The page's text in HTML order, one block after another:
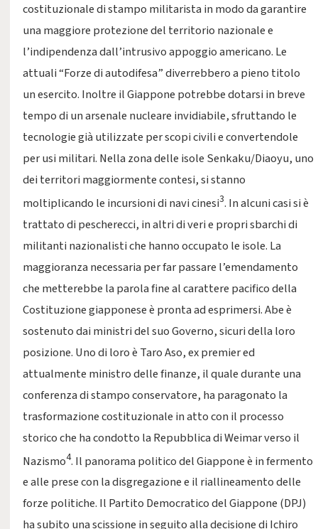
costituzionale di stampo militarista in modo da garantire
una maggiore protezione del territorio nazionale e
l’indipendenza dall’intrusivo appoggio americano. Le
attuali “Forze di autodifesa” diverrebbero a pieno titolo
un esercito. Inoltre il Giappone potrebbe dotarsi in breve
tempo di un arsenale nucleare invidiabile, sfruttando le
tecnologie già utilizzate per scopi civili e convertendole
per usi militari. Nella zona delle isole Senkaku/Diaoyu, uno
dei territori maggiormente contesi, si stanno
moltiplicando le incursioni di navi cinesi3. In alcuni casi si è
trattato di pescherecci, in altri di veri e propri sbarchi di
militanti nazionalisti che hanno occupato le isole. La
maggioranza necessaria per far passare l’emendamento
che metterebbe la parola fine al carattere pacifico della
Costituzione giapponese è pronta ad esprimersi. Abe è
sostenuto dai ministri del suo Governo, sicuri della loro
posizione. Uno di loro è Taro Aso, ex premier ed
attualmente ministro delle finanze, il quale durante una
conferenza di stampo conservatore, ha paragonato la
trasformazione costituzionale in atto con il processo
storico che ha condotto la Repubblica di Weimar verso il
Nazismo4. Il panorama politico del Giappone è in fermento
e alle prese con la disgregazione e il riallineamento delle
forze politiche. Il Partito Democratico del Giappone (DPJ)
ha subito una scissione in seguito alla decisione di Ichiro